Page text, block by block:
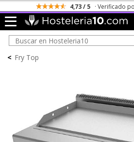
4,73 / 5 · Verificado
< Fry Top